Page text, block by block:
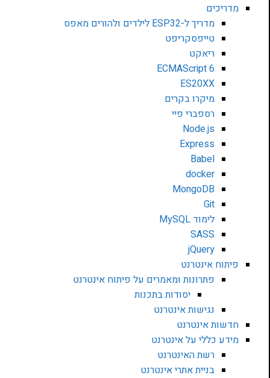
מדריכים
מדריך ל-ESP32 לילדים ולהורים מאפס
טייפסקריפט
ריאקט
ECMAScript 6
ES20XX
מיקרו בקרים
רספברי פיי
Node.js
Express
Babel
docker
MongoDB
Git
לימוד MySQL
SASS
jQuery
פיתוח אינטרנט
פתרונות ומאמרים על פיתוח אינטרנט
יסודות בתכנות
נגישות אינטרנט
חדשות אינטרנט
מידע כללי על אינטרנט
רשת האינטרנט
בניית אתרי אינטרנט